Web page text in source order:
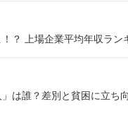
？ 上場企業平均年収ラ
は誰？差別と貧困に立ち